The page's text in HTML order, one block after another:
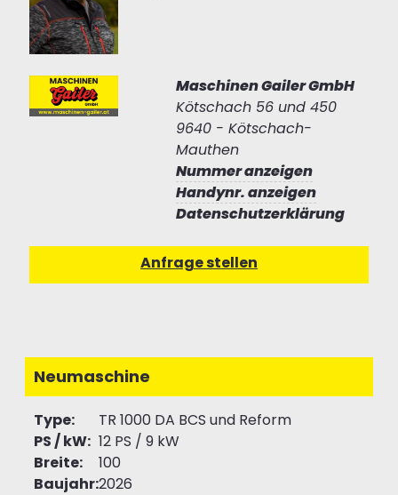
Maschinen Gailer GmbH
Kötschach 56 und 450
9640 - Kötschach-
Mauthen
Nummer anzeigen
Handynr. anzeigen
Datenschutzerklärung
Neumaschine
Type:
TR 1000 DA BCS und Reform
PS / kW: 12 PS / 9 kW
Breite:
100
Baujahr:2026